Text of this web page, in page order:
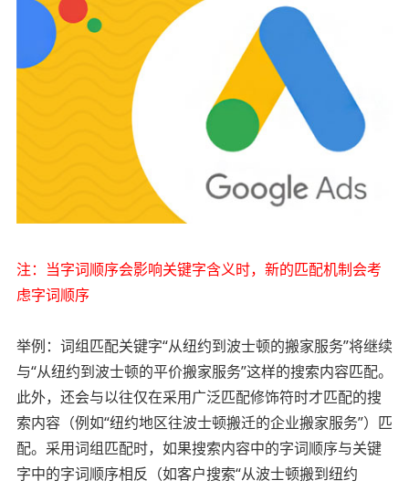
注：当字词顺序会影响关键字含义时，新的匹配机制会考
虑字词顺序
举例：词组匹配关键字“从纽约到波士顿的搬家服务”将继续
与“从纽约到波士顿的平价搬家服务”这样的搜索内容匹配。
此外，还会与以往仅在采用广泛匹配修饰符时才匹配的搜
索内容（例如“纽约地区往波士顿搬迁的企业搬家服务”）匹
配。采用词组匹配时，如果搜索内容中的字词顺序与关键
字中的字词顺序相反（如客户搜索“从波士顿搬到纽约